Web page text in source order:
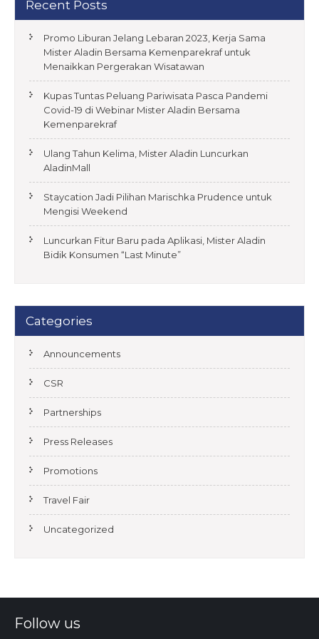
t
Recent Posts
Promo Liburan Jelang Lebaran 2023, Kerja Sama
Mister Aladin Bersama Kemenparekraf untuk
Menaikkan Pergerakan Wisatawan
Kupas Tuntas Peluang Pariwisata Pasca Pandemi
Covid-19 di Webinar Mister Aladin Bersama
Kemenparekraf
Ulang Tahun Kelima, Mister Aladin Luncurkan
AladinMall
Staycation Jadi Pilihan Marischka Prudence untuk
Mengisi Weekend
Luncurkan Fitur Baru pada Aplikasi, Mister Aladin
Bidik Konsumen “Last Minute”
Categories
Announcements
CSR
Partnerships
Press Releases
Promotions
Travel Fair
Uncategorized
Follow us